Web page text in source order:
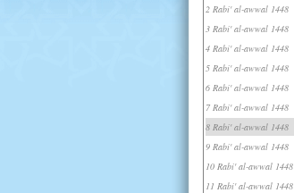
2 Rabi' al-awwal 1448
3 Rabi' al-awwal 1448
4 Rabi' al-awwal 1448
5 Rabi' al-awwal 1448
6 Rabi' al-awwal 1448
7 Rabi' al-awwal 1448
8 Rabi' al-awwal 1448
9 Rabi' al-awwal 1448
10 Rabi' al-awwal 1448
11 Rabi' al-awwal 1448